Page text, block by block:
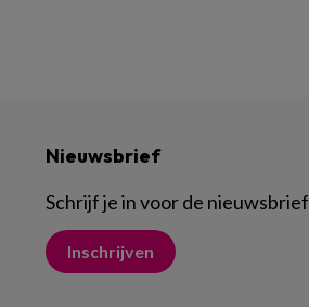
Nieuwsbrief
Schrijf je in voor de nieuwsbrief
Inschrijven